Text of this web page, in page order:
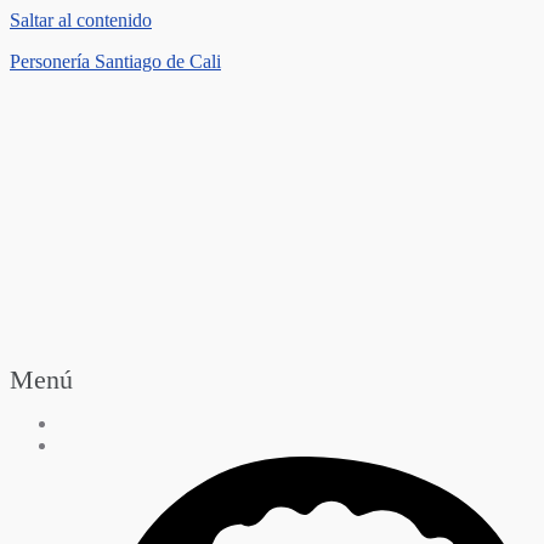
Saltar al contenido
Personería Santiago de Cali
Menú